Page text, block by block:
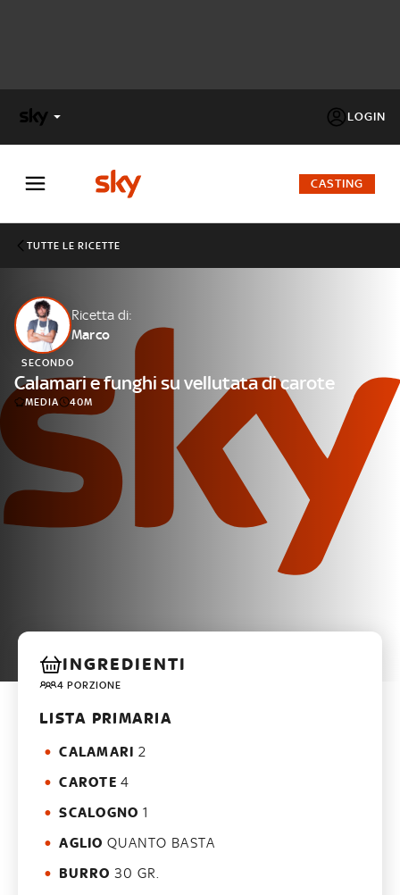
LOGIN
FACTOR
Cos’altro vedere:
PROGRAMMI SKY
Un mondo di offerte:
SKY.IT
NOW
CASTING
TUTTE LE RICETTE
Ricetta di:
Marco
SECONDO
Calamari e funghi su vellutata di carote
MEDIA 40M
INGREDIENTI
4 PORZIONE
LISTA PRIMARIA
CALAMARI 2
CAROTE 4
SCALOGNO 1
AGLIO QUANTO BASTA
BURRO 30 GR.